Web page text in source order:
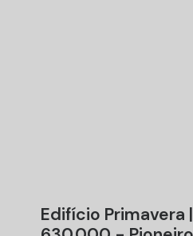
Edifício Primavera